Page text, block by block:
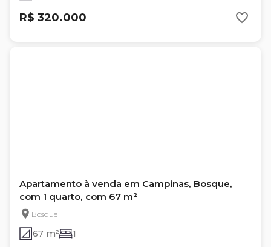
R$ 320.000
Apartamento à venda em Campinas, Bosque,
com 1 quarto, com 67 m²
Bosque
67 m² 1